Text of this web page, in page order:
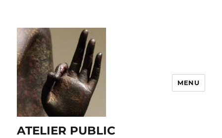
ATELIER PUBLIC
MENU